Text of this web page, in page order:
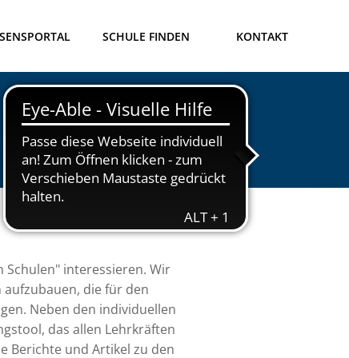
SCHULE FINDEN KONTAKT
Schulen" interessieren. Wir
aufzubauen, die für den
Neben den individuellen
das allen Lehrkräften
Berichte und Artikel zu den